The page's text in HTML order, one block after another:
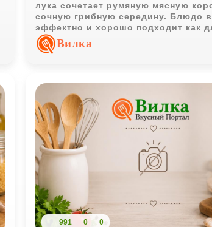
лука сочетает румяную мясную
сочную грибную середину. Блюдо
эффектно и хорошо подходит как
повседневного, так и для
Вилка
991 0 0